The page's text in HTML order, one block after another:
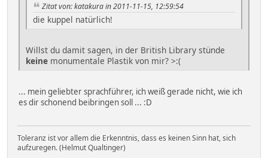
Zitat von: katakura in 2011-11-15, 12:59:54
die kuppel natürlich!
Willst du damit sagen, in der British Library stünde
keine monumentale Plastik von mir? >:(
... mein geliebter sprachführer, ich weiß gerade nicht, wie ich
es dir schonend beibringen soll ... :D
Toleranz ist vor allem die Erkenntnis, dass es keinen Sinn hat, sich
aufzuregen. (Helmut Qualtinger)